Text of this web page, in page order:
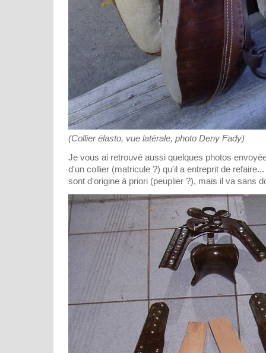
(Collier élasto, vue latérale, photo Deny Fady)
Je vous ai retrouvé aussi quelques photos
d'un collier (matricule ?) qu'il a entreprit de
sont d'origine à priori (peuplier ?), mais il va sans